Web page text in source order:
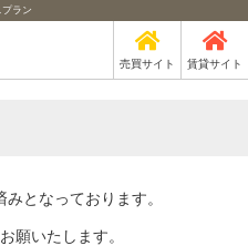
ラン
売買サイト 賃貸サイト
となっております。
願いたします。